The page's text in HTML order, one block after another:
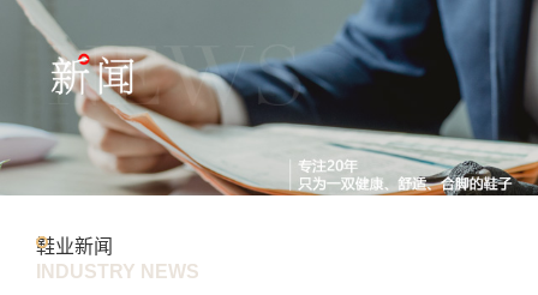
鞋业新闻
INDUSTRY NEWS